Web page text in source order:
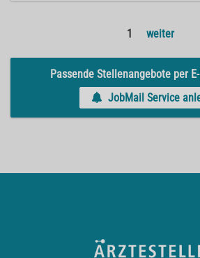
1 weiter
Passende Stellenangebote per
JobMail Service